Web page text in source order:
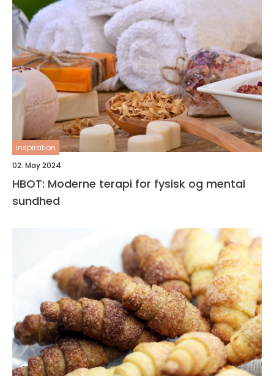
inspiration
02. May 2024
HBOT: Moderne terapi for fysisk og mental
sundhed